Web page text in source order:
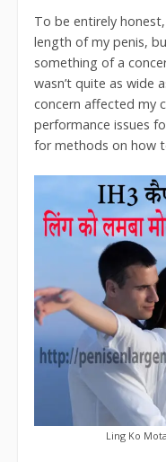
To be entirely
length of my penis,
something of a
wasn’t quite as wide
concern affected my
performance issues
for methods on how
Ling Ko